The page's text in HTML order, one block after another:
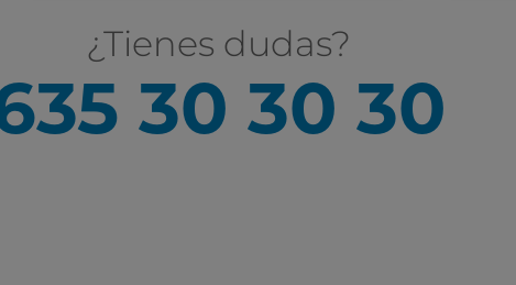
¿Tienes dudas?
30 30 30